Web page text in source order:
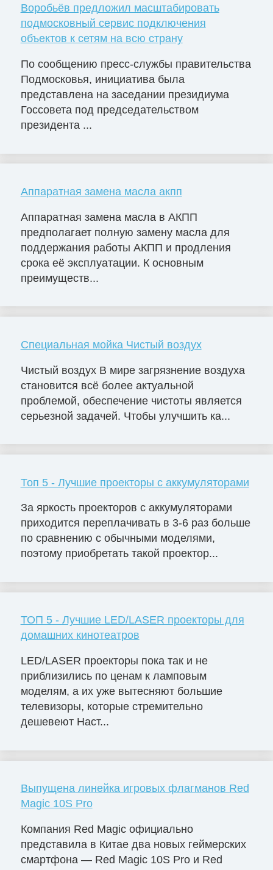
Воробьёв предложил масштабировать
подмосковный сервис подключения
объектов к сетям на всю страну
По сообщению пресс-службы правительства
Подмосковья, инициатива была
представлена на заседании президиума
Госсовета под председательством
президента ...
Аппаратная замена масла акпп
Аппаратная замена масла в АКПП
предполагает полную замену масла для
поддержания работы АКПП и продления
срока её эксплуатации. К основным
преимуществ...
Специальная мойка Чистый воздух
Чистый воздух В мире загрязнение воздуха
становится всё более актуальной
проблемой, обеспечение чистоты является
серьезной задачей. Чтобы улучшить ка...
Топ 5 - Лучшие проекторы с аккумуляторами
За яркость проекторов с аккумуляторами
приходится переплачивать в 3-6 раз больше
по сравнению с обычными моделями,
поэтому приобретать такой проектор...
ТОП 5 - Лучшие LED/LASER проекторы для
домашних кинотеатров
LED/LASER проекторы пока так и не
приблизились по ценам к ламповым
моделям, а их уже вытесняют большие
телевизоры, которые стремительно
дешевеют Наст...
Выпущена линейка игровых флагманов Red
Magic 10S Pro
Компания Red Magic официально
представила в Китае два новых геймерских
смартфона — Red Magic 10S Pro и Red